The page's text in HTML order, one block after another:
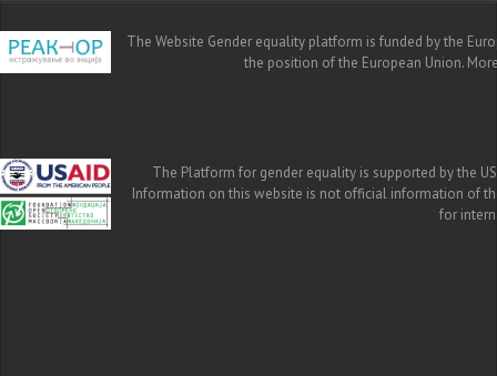
The Website Gender equality platform is funded by the
the position of the European Union.
The Platform for gender equality is supported by the
Information on this website is not official information of
for